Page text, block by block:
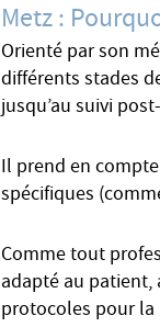
Metz :
Orienté par son
différents stades
jusqu’au suivi
Il prend en
spécifiques
Comme tout
adapté au patient,
protocoles pour